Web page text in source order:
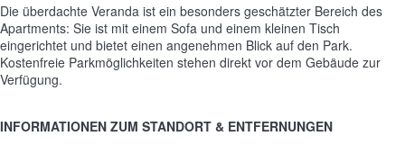
Die überdachte Veranda ist ein besonders geschätzter Bereich des
Apartments: Sie ist mit einem Sofa und einem kleinen Tisch
eingerichtet und bietet einen angenehmen Blick auf den Park.
Kostenfreie Parkmöglichkeiten stehen direkt vor dem Gebäude zur
Verfügung.
INFORMATIONEN ZUM STANDORT & ENTFERNUNGEN